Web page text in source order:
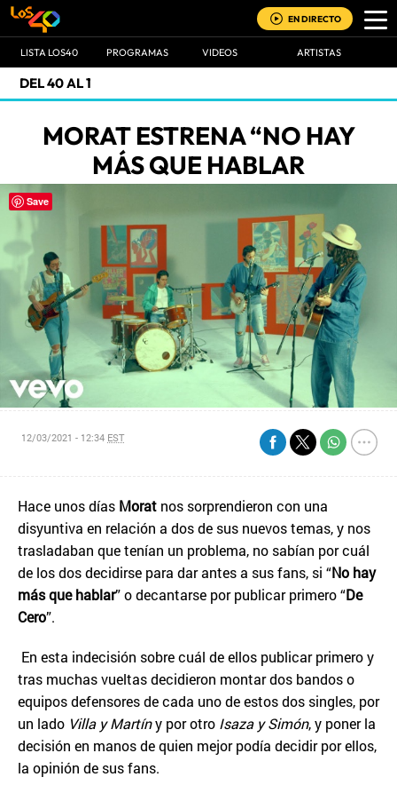
EN DIRECTO
LISTA LOS40 PROGRAMAS VIDEOS ARTISTAS
DEL 40 AL 1
MORAT ESTRENA “NO HAY
MÁS QUE HABLAR
12/03/2021 - 12:34 EST
Hace unos días Morat nos sorprendieron con una
disyuntiva en relación a dos de sus nuevos temas, y nos
trasladaban que tenían un problema, no sabían por cuál
de los dos decidirse para dar antes a sus fans, si “No hay
más que hablar” o decantarse por publicar primero “De
Cero”.
En esta indecisión sobre cuál de ellos publicar primero y
tras muchas vueltas decidieron montar dos bandos o
equipos defensores de cada uno de estos dos singles, por
un lado Villa y Martíny por otro Isaza y Simón, y poner la
decisión en manos de quien mejor podía decidir por ellos,
la opinión de sus fans.
Save